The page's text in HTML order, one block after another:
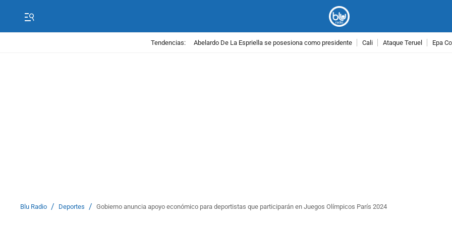
Tendencias: Abelardo De La Espriella se posesiona como presidente Cali Ataque Teruel Epa
Blu Radio / Deportes / Gobierno anuncia apoyo económico para deportistas que participarán en Juegos Olímpicos París 2024